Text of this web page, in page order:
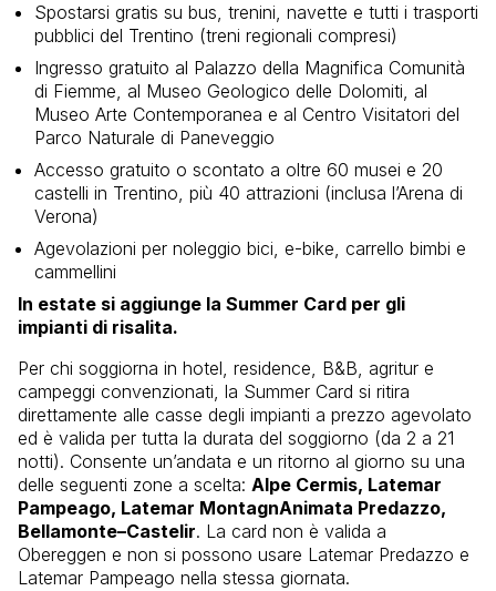
Spostarsi gratis su bus, trenini, navette e tutti i trasporti
pubblici del Trentino (treni regionali compresi)
Ingresso gratuito al Palazzo della Magnifica Comunità
di Fiemme, al Museo Geologico delle Dolomiti, al
Museo Arte Contemporanea e al Centro Visitatori del
Parco Naturale di Paneveggio
Accesso gratuito o scontato a oltre 60 musei e 20
castelli in Trentino, più 40 attrazioni (inclusa l’Arena di
Verona)
Agevolazioni per noleggio bici, e-bike, carrello bimbi e
cammellini
In estate si aggiunge la Summer Card per gli
impianti di risalita.
Per chi soggiorna in hotel, residence, B&B, agritur e
campeggi convenzionati, la Summer Card si ritira
direttamente alle casse degli impianti a prezzo agevolato
ed è valida per tutta la durata del soggiorno (da 2 a 21
notti). Consente un’andata e un ritorno al giorno su una
delle seguenti zone a scelta: Alpe Cermis, Latemar
Pampeago, Latemar MontagnAnimata Predazzo,
Bellamonte–Castelir. La card non è valida a
Obereggen e non si possono usare Latemar Predazzo e
Latemar Pampeago nella stessa giornata.